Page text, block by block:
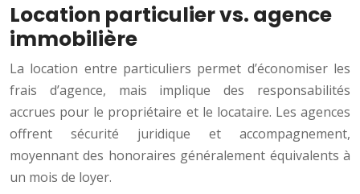
Location particulier vs. agence
immobilière
La location entre particuliers permet d’économiser les
frais d’agence, mais implique des responsabilités
accrues pour le propriétaire et le locataire. Les agences
offrent sécurité juridique et accompagnement,
moyennant des honoraires généralement équivalents à
un mois de loyer.